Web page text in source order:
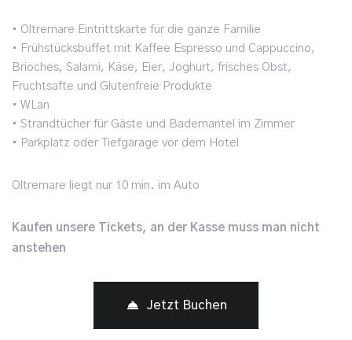
• Oltremare Eintrittskarte für die ganze Familie
• Frühstücksbuffet mit Kaffee Espresso und Cappuccino,
Brioches, Salami, Käse, Eier, Joghurt, frisches Obst,
Fruchtsafte und Glutenfreie Produkte
• WLan
• Strandtücher für Gäste und Bademantel im Zimmer
• Parkplatz oder Tiefgarage vor dem Hotel
Oltremare liegt nur 10 min. im Auto
Kaufen unsere Tickets, an der Kasse muss man nicht
anstehen
Jetzt Buchen